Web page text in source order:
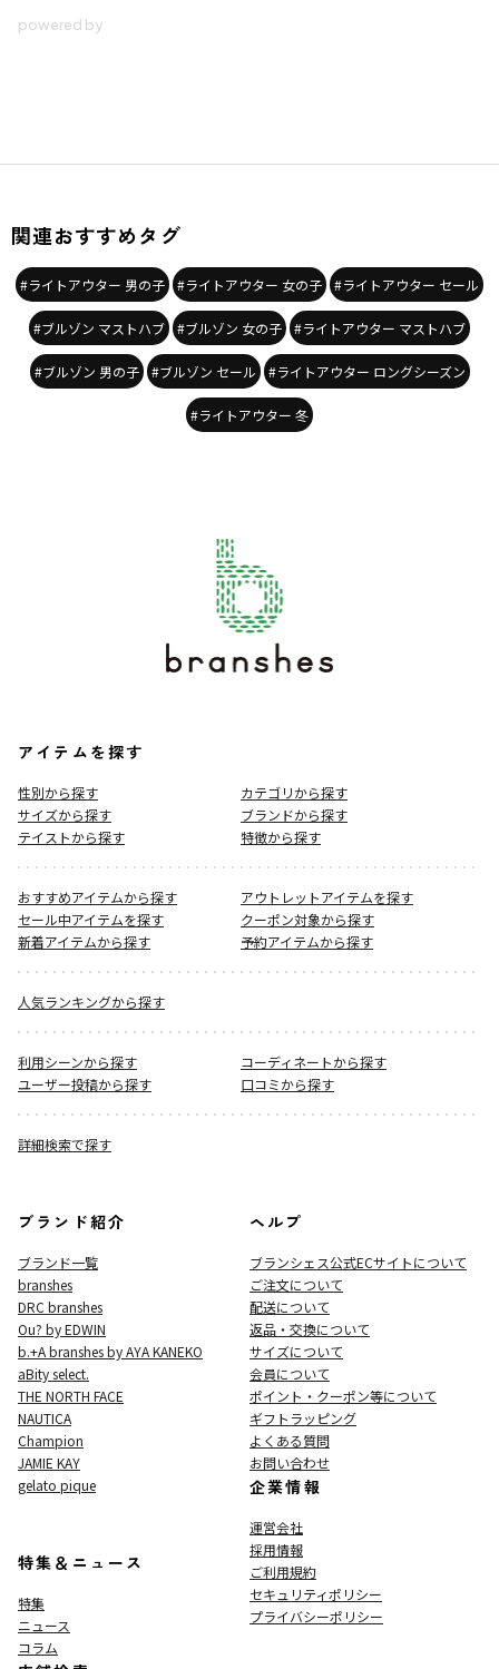
関連おすすめタグ
#ライトアウター 男の子 #ライトアウター 女の子 #ライトアウター セール
#ブルゾン マストハブ #ブルゾン 女の子 #ライトアウター マストハブ
#ブルゾン 男の子 #ブルゾン セール #ライトアウター ロングシーズン
#ライトアウター 冬
アイテムを探す
性別から探す
カテゴリから探す
サイズから探す
ブランドから探す
テイストから探す
特徴から探す
おすすめアイテムから探す
アウトレットアイテムを探す
セール中アイテムを探す
クーポン対象から探す
新着アイテムから探す
予約アイテムから探す
人気ランキングから探す
利用シーンから探す
コーディネートから探す
ユーザー投稿から探す
口コミから探す
詳細検索で探す
ブランド紹介
ブランド一覧
branshes
DRC branshes
Ou? by EDWIN
b.+A branshes by AYA KANEKO
aBity select.
THE NORTH FACE
NAUTICA
Champion
JAMIE KAY
gelato pique
特集＆ニュース
特集
ニュース
コラム
ヘルプ
ブランシェス公式ECサイトについて
ご注文について
配送について
返品・交換について
サイズについて
会員について
ポイント・クーポン等について
ギフトラッピング
よくある質問
お問い合わせ
企業情報
運営会社
採用情報
ご利用規約
セキュリティポリシー
プライバシーポリシー